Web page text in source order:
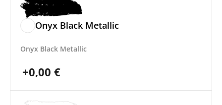
Onyx Black Metallic
Onyx Black Metallic
+0,00 €